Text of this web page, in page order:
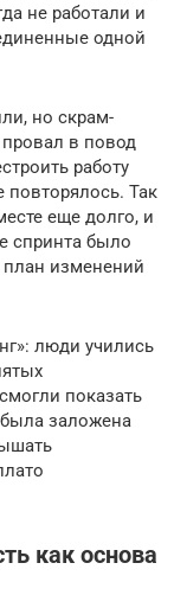
не работали и
одной
но скрам-
в повод
работу
повторялось. Так
еще долго, и
спринта было
изменений
люди учились
показать
заложена
как основа